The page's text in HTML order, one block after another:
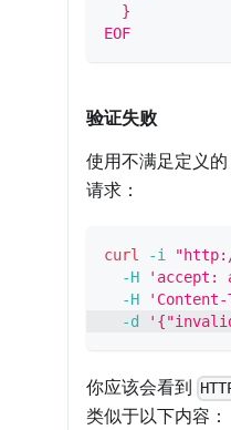
  }
EOF
验证失败
使用不满足定义
请求：
curl -i
-H
'accept:
-H
-d
你应该会看到
类似于以下内容：